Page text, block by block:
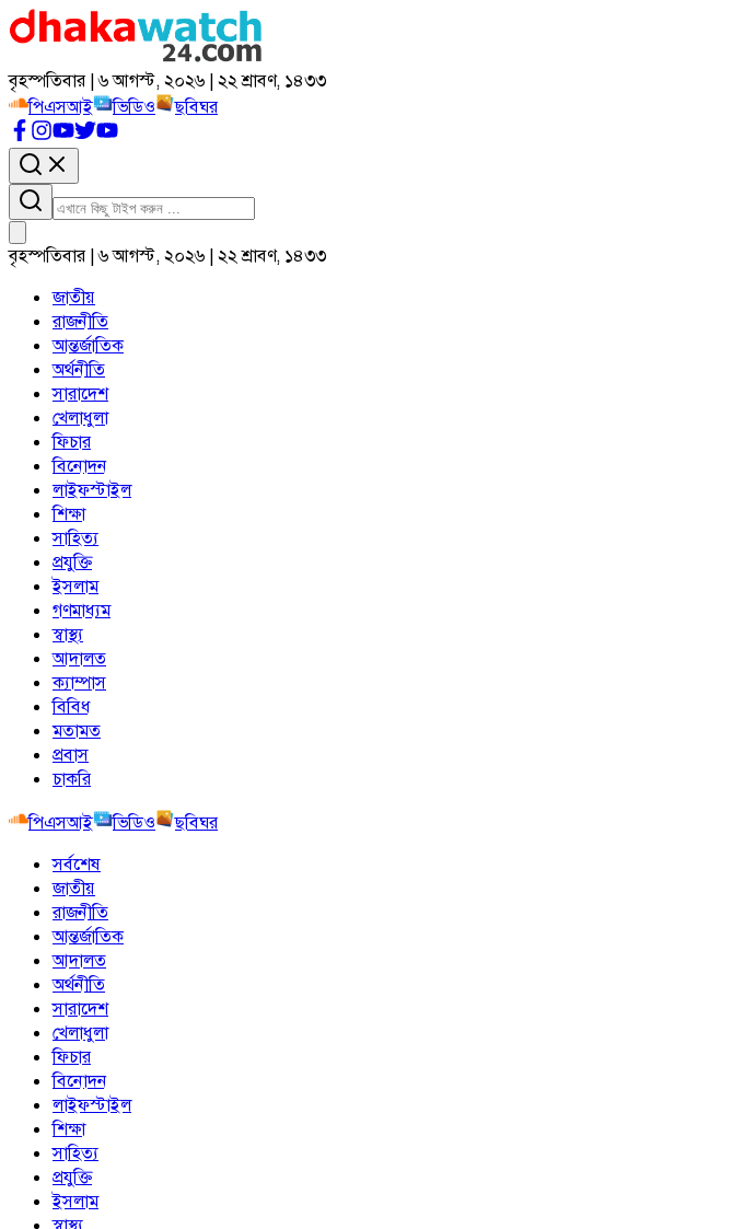
বৃহস্পতিবার | ৬ আগস্ট, ২০২৬ | ২২ শ্রাবণ, ১৪৩৩
পিএসআই
ভিডিও ছবিঘর
বৃহস্পতিবার | ৬ আগস্ট, ২০২৬ | ২২ শ্রাবণ, ১৪৩৩
জাতীয়
রাজনীতি
আন্তর্জাতিক
অর্থনীতি
সারাদেশ
খেলাধুলা
ফিচার
বিনোদন
লাইফস্টাইল
শিক্ষা
সাহিত্য
প্রযুক্তি
ইসলাম
গণমাধ্যম
স্বাস্থ্য
আদালত
ক্যাম্পাস
বিবিধ
মতামত
প্রবাস
চাকরি
পিএসআই
ভিডিও
ছবিঘর
সর্বশেষ
জাতীয়
রাজনীতি
আন্তর্জাতিক
আদালত
অর্থনীতি
সারাদেশ
খেলাধুলা
ফিচার
বিনোদন
লাইফস্টাইল
শিক্ষা
সাহিত্য
প্রযুক্তি
ইসলাম